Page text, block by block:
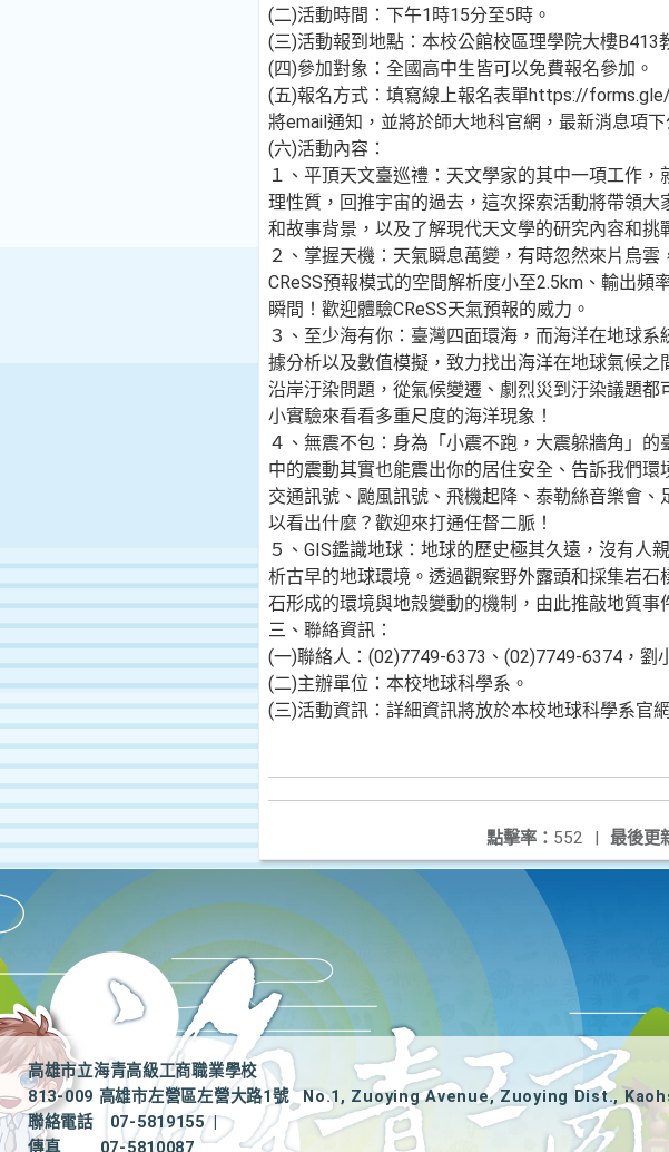
(二)活動時間：下午1時15分至5時。
(三)活動報到地點：本校公館校區理學院大樓B413
(四)參加對象：全國高中生皆可以免費報名參加。
(五)報名方式：填寫線上報名表單https://
將email通知，並將於師大地科官網，最新消息項
(六)活動內容：
１、平頂天文臺巡禮：天文學家的其中一項工作
理性質，回推宇宙的過去，這次探索活動將帶領
和故事背景，以及了解現代天文學的研究內容和挑
２、掌握天機：天氣瞬息萬變，有時忽然來片烏
CReSS預報模式的空間解析度小至2.5km、輸出
瞬間！歡迎體驗CReSS天氣預報的威力。
３、至少海有你：臺灣四面環海，而海洋在地球
據分析以及數值模擬，致力找出海洋在地球氣候
沿岸汙染問題，從氣候變遷、劇烈災到汙染議題
小實驗來看看多重尺度的海洋現象！
４、無震不包：身為「小震不跑，大震躲牆角」
中的震動其實也能震出你的居住安全、告訴我們
交通訊號、颱風訊號、飛機起降、泰勒絲音樂會
以看出什麼？歡迎來打通任督二脈！
５、GIS鑑識地球：地球的歷史極其久遠，沒有人
析古早的地球環境。透過觀察野外露頭和採集岩
石形成的環境與地殼變動的機制，由此推敲地質事
三、聯絡資訊：
(一)聯絡人：(02)7749-6373、(02)7749-6374，劉
(二)主辦單位：本校地球科學系。
(三)活動資訊：詳細資訊將放於本校地球科學系官
最後更
點擊率： 552 |
高雄市立海青高級工商職業學校
813-009 高雄市左營區左營大路1號
No.1, Zuoying Avenue, Zuoying Dist.,
聯絡電話
07-5819155
|
傳真
07-5810087